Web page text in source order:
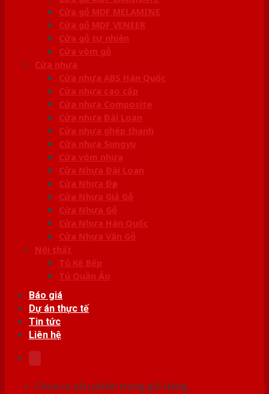
Cửa gỗ MDF MELAMINE
Cửa gỗ MDF VENEER
Cửa gỗ tự nhiên
Cửa vòm gỗ
Cửa nhựa
Cửa nhựa ABS Hàn Quốc
Cửa nhựa cao cấp
Cửa nhựa Composite
Cửa nhựa Đài Loan
Cửa nhựa ghép thanh
Cửa nhựa Sungyu
Cửa vòm nhựa
Cửa Nhựa Đài Loan
Cửa Nhựa Đẹp
Cửa Nhựa Giả Gỗ
Cửa Nhựa Gỗ
Cửa Nhựa Hàn Quốc
Cửa Nhựa Vân Gỗ
Nội thất
Tủ Kệ Bếp
Tủ Quần Áo
Báo giá
Dự án thực tế
Tin tức
Liên hệ
Chưa có sản phẩm trong giỏ hàng.